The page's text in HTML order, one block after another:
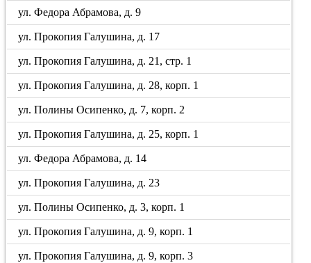
ул. Федора Абрамова, д. 9
ул. Прокопия Галушина, д. 17
ул. Прокопия Галушина, д. 21, стр. 1
ул. Прокопия Галушина, д. 28, корп. 1
ул. Полины Осипенко, д. 7, корп. 2
ул. Прокопия Галушина, д. 25, корп. 1
ул. Федора Абрамова, д. 14
ул. Прокопия Галушина, д. 23
ул. Полины Осипенко, д. 3, корп. 1
ул. Прокопия Галушина, д. 9, корп. 1
ул. Прокопия Галушина, д. 9, корп. 3